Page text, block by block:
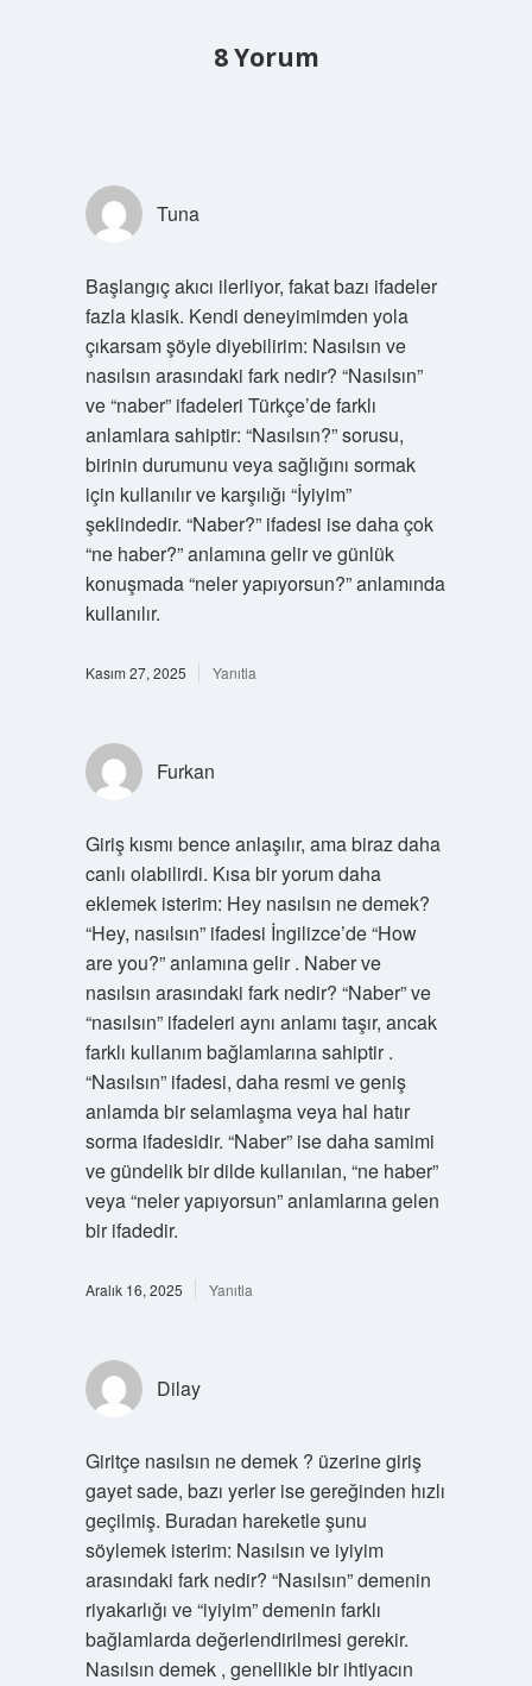
8 Yorum
Tuna
Başlangıç akıcı ilerliyor, fakat bazı ifadeler
fazla klasik. Kendi deneyimimden yola
çıkarsam şöyle diyebilirim: Nasılsın ve
nasılsın arasındaki fark nedir? “Nasılsın”
ve “naber” ifadeleri Türkçe’de farklı
anlamlara sahiptir: “Nasılsın?” sorusu,
birinin durumunu veya sağlığını sormak
için kullanılır ve karşılığı “İyiyim”
şeklindedir. “Naber?” ifadesi ise daha çok
“ne haber?” anlamına gelir ve günlük
konuşmada “neler yapıyorsun?” anlamında
kullanılır.
Kasım 27, 2025 Yanıtla
Furkan
Giriş kısmı bence anlaşılır, ama biraz daha
canlı olabilirdi. Kısa bir yorum daha
eklemek isterim: Hey nasılsın ne demek?
“Hey, nasılsın” ifadesi İngilizce’de “How
are you?” anlamına gelir . Naber ve
nasılsın arasındaki fark nedir? “Naber” ve
“nasılsın” ifadeleri aynı anlamı taşır, ancak
farklı kullanım bağlamlarına sahiptir .
“Nasılsın” ifadesi, daha resmi ve geniş
anlamda bir selamlaşma veya hal hatır
sorma ifadesidir. “Naber” ise daha samimi
ve gündelik bir dilde kullanılan, “ne haber”
veya “neler yapıyorsun” anlamlarına gelen
bir ifadedir.
Aralık 16, 2025 Yanıtla
Dilay
Giritçe nasılsın ne demek ? üzerine giriş
gayet sade, bazı yerler ise gereğinden hızlı
geçilmiş. Buradan hareketle şunu
söylemek isterim: Nasılsın ve iyiyim
arasındaki fark nedir? “Nasılsın” demenin
riyakarlığı ve “iyiyim” demenin farklı
bağlamlarda değerlendirilmesi gerekir.
Nasılsın demek , genellikle bir ihtiyacın